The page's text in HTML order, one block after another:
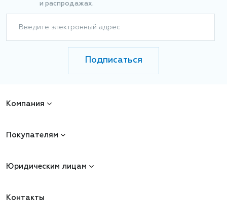
и распродажах.
Введите электронный адрес
Подписаться
Компания
Покупателям
Юридическим лицам
Контакты